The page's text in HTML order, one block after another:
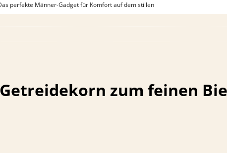
perfekte Männer-Gadget für Komfort auf dem stillen
Bier: Unkonventionelle Rezepte für echte Feinschmecker
zum feinen